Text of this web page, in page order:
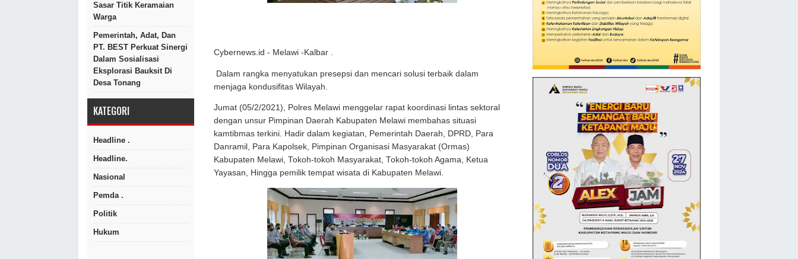
Sasar Titik Keramaian
Warga
Pemerintah, Adat, Dan
PT. BEST Perkuat Sinergi
Dalam Sosialisasi
Eksplorasi Bauksit Di
Desa Tonang
KATEGORI
Headline .
Headline.
Nasional
Pemda .
Politik
Hukum
Cybernews.id - Melawi -Kalbar .
Dalam rangka menyatukan presepsi dan mencari solusi terbaik dalam
menjaga kondusifitas Wilayah.
Jumat (05/2/2021), Polres Melawi menggelar rapat koordinasi lintas sektoral
dengan unsur Pimpinan Daerah Kabupaten Melawi membahas situasi
kamtibmas terkini. Hadir dalam kegiatan, Pemerintah Daerah, DPRD, Para
Danramil, Para Kapolsek, Pimpinan Organisasi Masyarakat (Ormas)
Kabupaten Melawi, Tokoh-tokoh Masyarakat, Tokoh-tokoh Agama, Ketua
Yayasan, Hingga pemilik tempat wisata di Kabupaten Melawi.